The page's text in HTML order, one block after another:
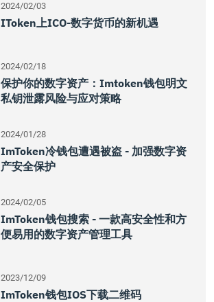
2024/02/03
IToken上ICO-数字货币的新机遇
2024/02/18
保护你的数字资产：imtoken钱包明文
私钥泄露风险与应对策略
2024/01/28
ImToken冷钱包遭遇被盗 - 加强数字资
产安全保护
2024/02/05
ImToken钱包搜索 - 一款高安全性和方
便易用的数字资产管理工具
2023/12/09
ImToken钱包iOS下载二维码